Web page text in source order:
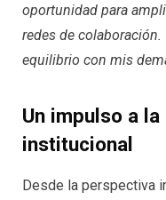
oportunidad para
redes de
equilibrio con mis
Un impulso a
institucional
Desde la perspectiva